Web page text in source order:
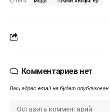
Комментариев нет
Ваш адрес email не будет опубликован.